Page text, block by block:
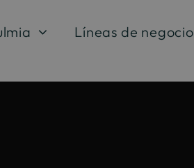
Líneas de negocio